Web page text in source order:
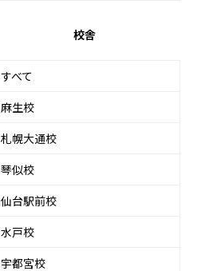
校舎
すべて
麻生校
札幌大通校
琴似校
仙台駅前校
水戸校
宇都宮校